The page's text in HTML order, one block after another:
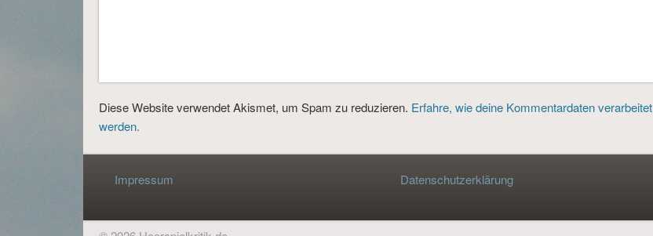
Diese Website verwendet Akismet, um Spam zu reduzieren. Erfahre, wie deine Kommentardaten verarbeitet
werden.
Impressum Datenschutzerklärung